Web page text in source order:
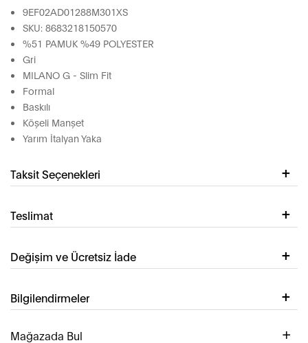
9EF02AD01288M301XS
SKU: 8683218150570
%51 PAMUK %49 POLYESTER
Gri
MILANO G - Slim Fit
Formal
Baskılı
Köşeli Manşet
Yarım İtalyan Yaka
Taksit Seçenekleri
Teslimat
Değişim ve Ücretsiz İade
Bilgilendirmeler
Mağazada Bul